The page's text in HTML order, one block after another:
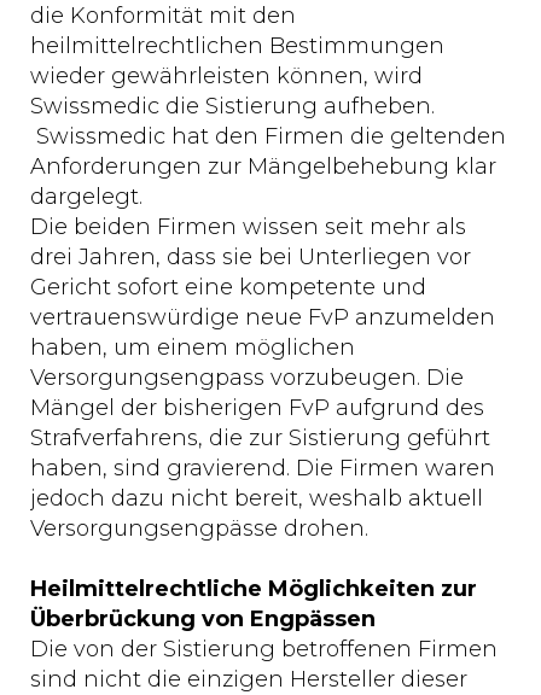
die Konformität mit den
heilmittelrechtlichen Bestimmungen
wieder gewährleisten können, wird
Swissmedic die Sistierung aufheben.
Swissmedic hat den Firmen die geltenden
Anforderungen zur Mängelbehebung klar
dargelegt.
Die beiden Firmen wissen seit mehr als
drei Jahren, dass sie bei Unterliegen vor
Gericht sofort eine kompetente und
vertrauenswürdige neue FvP anzumelden
haben, um einem möglichen
Versorgungsengpass vorzubeugen. Die
Mängel der bisherigen FvP aufgrund des
Strafverfahrens, die zur Sistierung geführt
haben, sind gravierend. Die Firmen waren
jedoch dazu nicht bereit, weshalb aktuell
Versorgungsengpässe drohen.
Heilmittelrechtliche Möglichkeiten zur
Überbrückung von Engpässen
Die von der Sistierung betroffenen Firmen
sind nicht die einzigen Hersteller dieser